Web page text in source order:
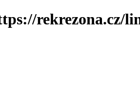
rekrezona.cz/